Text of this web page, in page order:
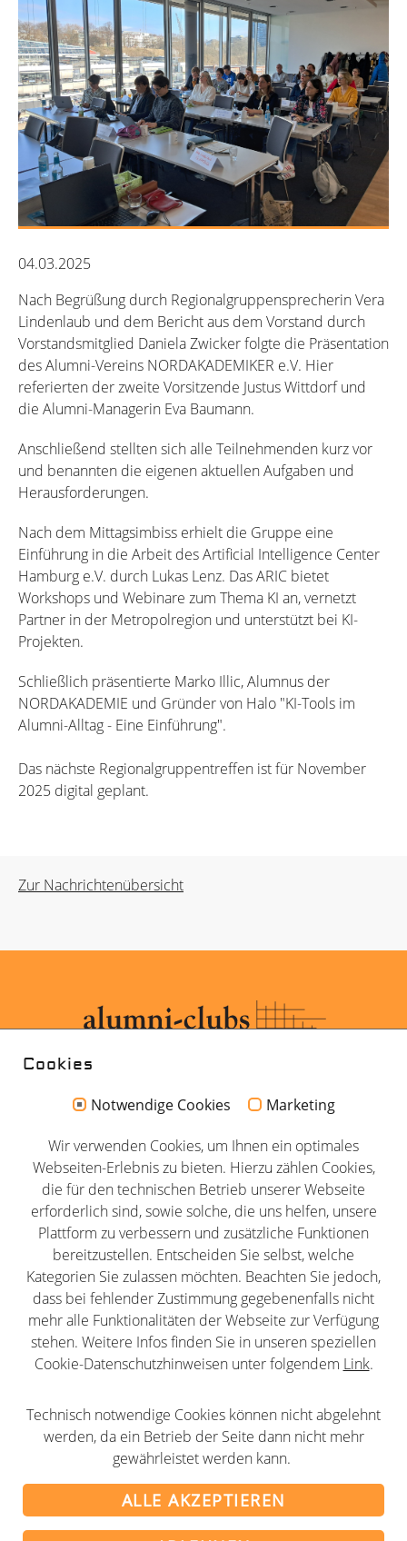
04.03.2025
Nach Begrüßung durch Regionalgruppensprecherin Vera
Lindenlaub und dem Bericht aus dem Vorstand durch
Vorstandsmitglied Daniela Zwicker folgte die Präsentation
des Alumni-Vereins NORDAKADEMIKER e.V. Hier
referierten der zweite Vorsitzende Justus Wittdorf und
die Alumni-Managerin Eva Baumann.
Anschließend stellten sich alle Teilnehmenden kurz vor
und benannten die eigenen aktuellen Aufgaben und
Herausforderungen.
Nach dem Mittagsimbiss erhielt die Gruppe eine
Einführung in die Arbeit des Artificial Intelligence Center
Hamburg e.V. durch Lukas Lenz. Das ARIC bietet
Workshops und Webinare zum Thema KI an, vernetzt
Partner in der Metropolregion und unterstützt bei KI-
Projekten.
Schließlich präsentierte Marko Illic, Alumnus der
NORDAKADEMIE und Gründer von Halo "KI-Tools im
Alumni-Alltag - Eine Einführung".
Das nächste Regionalgruppentreffen ist für November
2025 digital geplant.
Zur Nachrichtenübersicht
Impressum
Datenschutz
AGB
Newsletter
Partner
Folge uns
LinkedInYoutubeTwitterFacebookInstagram
© 2001-2026 alumni-clubs.net - Verband der
Cookies
Notwendige Cookies Marketing
Wir verwenden Cookies, um Ihnen ein optimales
Webseiten-Erlebnis zu bieten. Hierzu zählen Cookies,
die für den technischen Betrieb unserer Webseite
erforderlich sind, sowie solche, die uns helfen, unsere
Plattform zu verbessern und zusätzliche Funktionen
bereitzustellen. Entscheiden Sie selbst, welche
Kategorien Sie zulassen möchten. Beachten Sie jedoch,
dass bei fehlender Zustimmung gegebenenfalls nicht
mehr alle Funktionalitäten der Webseite zur Verfügung
stehen. Weitere Infos finden Sie in unseren speziellen
Cookie-Datenschutzhinweisen unter folgendem Link.
Technisch notwendige Cookies können nicht abgelehnt
werden, da ein Betrieb der Seite dann nicht mehr
gewährleistet werden kann.
ALLE AKZEPTIEREN